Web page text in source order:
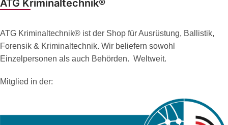
ATG Kriminaltechnik®
ATG Kriminaltechnik® ist der Shop für Ausrüstung, Ballistik,
Forensik & Kriminaltechnik. Wir beliefern sowohl
Einzelpersonen als auch Behörden. Weltweit.
Mitglied in der: